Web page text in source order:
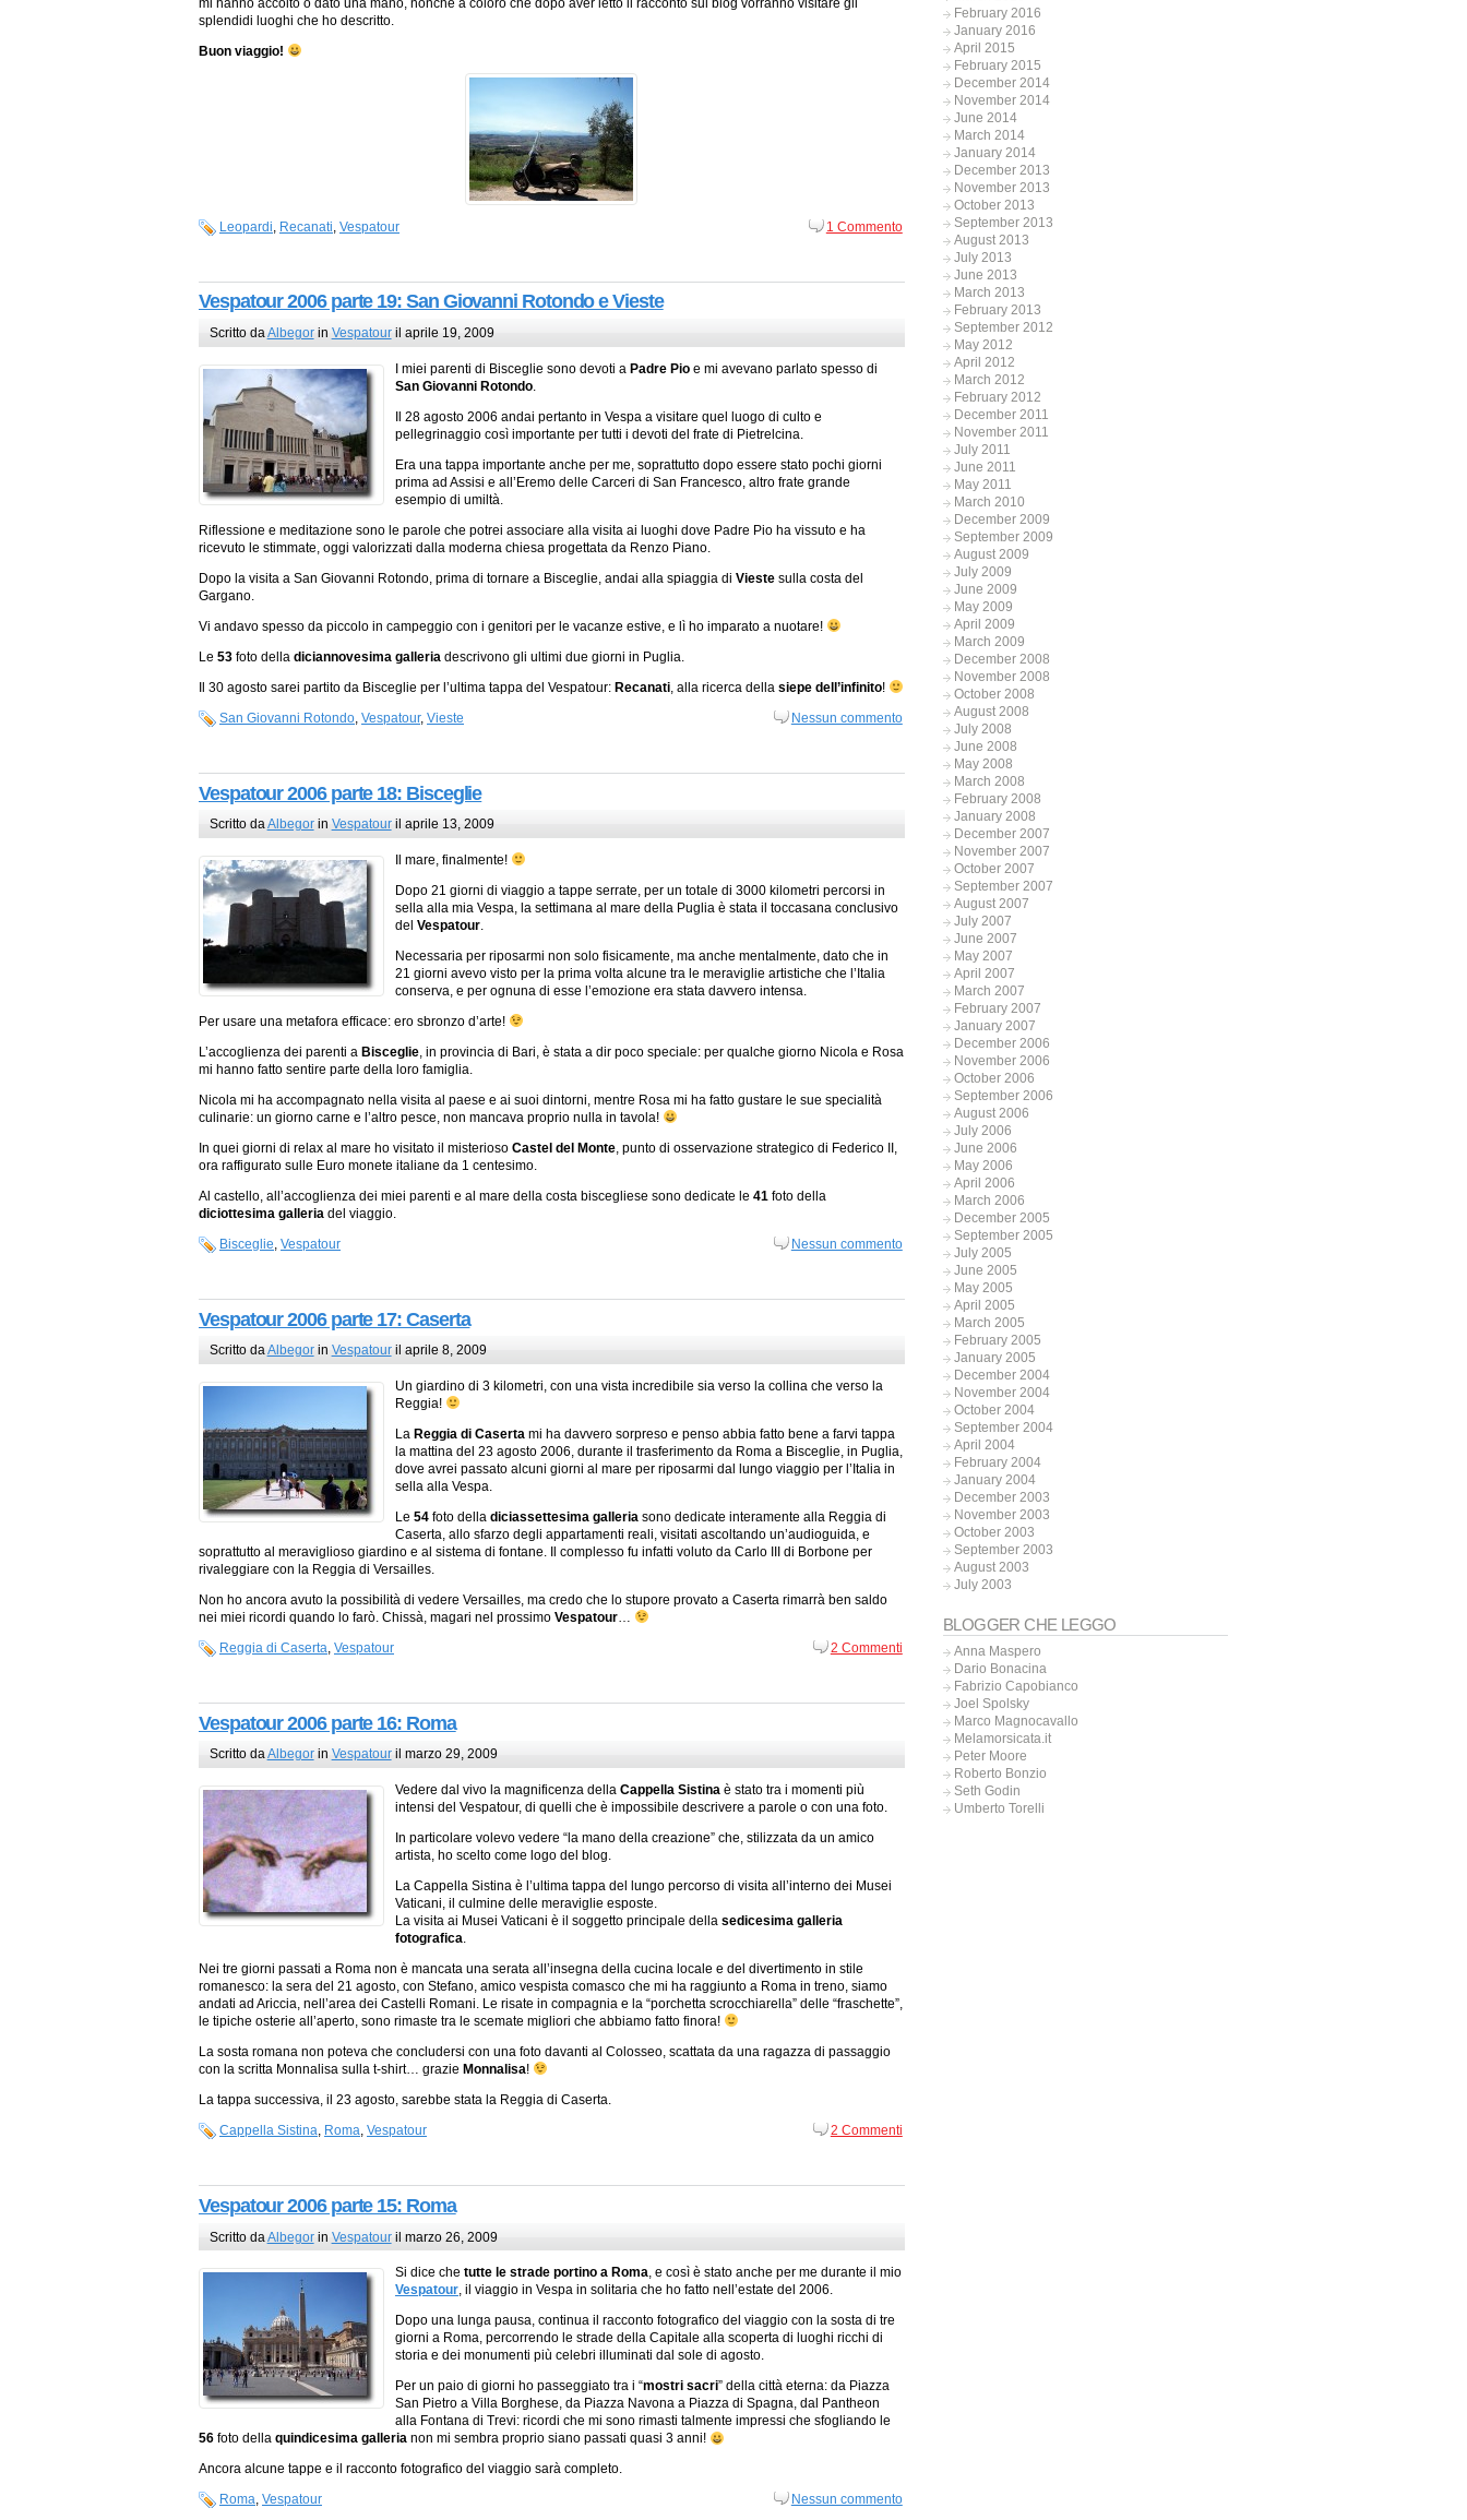
splendidi luoghi che ho descritto.
Buon viaggio!
Leopardi Recanati Vespatour 1 Commento
Vespatour 2006 parte 19: San Giovanni Rotondo e Vieste
Scritto daAlbegorin Vespatouril aprile 19, 2009
I miei parenti di Bisceglie sono devoti a Padre Pio e mi avevano parlato spesso di
San Giovanni Rotondo
Il 28 agosto 2006 andai pertanto in Vespa a visitare quel luogo di culto e
pellegrinaggio così importante per tutti i devoti del frate di Pietrelcina.
Era una tappa importante anche per me, soprattutto dopo essere stato pochi giorni
prima ad Assisi e all’Eremo delle Carceri di San Francesco, altro frate grande
esempio di umiltà.
Riflessione e meditazione sono le parole che potrei associare alla visita ai luoghi dove Padre Pio ha vissuto e ha
ricevuto le stimmate, oggi valorizzati dalla moderna chiesa progettata da Renzo Piano.
Dopo la visita a San Giovanni Rotondo, prima di tornare a Bisceglie, andai alla spiaggia di Vieste sulla costa del
Gargano.
Vi andavo spesso da piccolo in campeggio con i genitori per le vacanze estive, e lì ho imparato a nuotare!
Le 53 foto della diciannovesima galleria descrivono gli ultimi due giorni in Puglia.
Il 30 agosto sarei partito da Bisceglie per l’ultima tappa del Vespatour: Recanati , alla ricerca della siepe dell’infinito!
San Giovanni Rotondo Vespatour, Vieste Nessun commento
Vespatour 2006 parte 18: Bisceglie
Scritto daAlbegorin Vespatouril aprile 13, 2009
Il mare, finalmente!
Dopo 21 giorni di viaggio a tappe serrate, per un totale di 3000 kilometri percorsi in
sella alla mia Vespa, la settimana al mare della Puglia è stata il toccasana conclusivo
del Vespatour.
Necessaria per riposarmi non solo fisicamente, ma anche mentalmente, dato che in
21 giorni avevo visto per la prima volta alcune tra le meraviglie artistiche che l’Italia
conserva, e per ognuna di esse l’emozione era stata davvero intensa.
Per usare una metafora efficace: ero sbronzo d’arte!
L’accoglienza dei parenti a Bisceglie, in provincia di Bari, è stata a dir poco speciale: per qualche giorno Nicola e Rosa
mi hanno fatto sentire parte della loro famiglia.
Nicola mi ha accompagnato nella visita al paese e ai suoi dintorni, mentre Rosa mi ha fatto gustare le sue specialità
culinarie: un giorno carne e l’altro pesce, non mancava proprio nulla in tavola!
In quei giorni di relax al mare ho visitato il misterioso Castel del Monte, punto di osservazione strategico di Federico II,
ora raffigurato sulle Euro monete italiane da 1 centesimo.
Al castello, all’accoglienza dei miei parenti e al mare della costa biscegliese sono dedicate le 41 foto della
diciottesima galleria del viaggio.
Bisceglie, Vespatour Nessun commento
Vespatour 2006 parte 17: Caserta
Scritto daAlbegorin Vespatouril aprile 8, 2009
Un giardino di 3 kilometri, con una vista incredibile sia verso la collina che verso la
Reggia!
La Reggia di Caserta mi ha davvero sorpreso e penso abbia fatto bene a farvi tappa
la mattina del 23 agosto 2006, durante il trasferimento da Roma a Bisceglie, in Puglia,
dove avrei passato alcuni giorni al mare per riposarmi dal lungo viaggio per l’Italia in
sella alla Vespa.
Le 54 foto della diciassettesima galleria sono dedicate interamente alla Reggia di
Caserta, allo sfarzo degli appartamenti reali, visitati ascoltando un’audioguida, e
soprattutto al meraviglioso giardino e al sistema di fontane. Il complesso fu infatti voluto da Carlo III di Borbone per
rivaleggiare con la Reggia di Versailles.
Non ho ancora avuto la possibilità di vedere Versailles, ma credo che lo stupore provato a Caserta rimarrà ben saldo
nei miei ricordi quando lo farò. Chissà, magari nel prossimo Vespatour…
Reggia di Caserta, Vespatour 2 Commenti
Vespatour 2006 parte 16: Roma
Scritto daAlbegorin Vespatouril marzo 29, 2009
Vedere dal vivo la magnificenza della Cappella Sistina è stato tra i momenti più
intensi del Vespatour, di quelli che è impossibile descrivere a parole o con una foto.
In particolare volevo vedere “la mano della creazione” che, stilizzata da un amico
artista, ho scelto come logo del blog.
La Cappella Sistina è l’ultima tappa del lungo percorso di visita all’interno dei Musei
Vaticani, il culmine delle meraviglie esposte.
La visita ai Musei Vaticani è il soggetto principale della sedicesima galleria
fotografica.
Nei tre giorni passati a Roma non è mancata una serata all’insegna della cucina locale e del divertimento in stile
romanesco: la sera del 21 agosto, con Stefano, amico vespista comasco che mi ha raggiunto a Roma in treno, siamo
andati ad Ariccia, nell’area dei Castelli Romani. Le risate in compagnia e la “porchetta scrocchiarella” delle “fraschette”,
le tipiche osterie all’aperto, sono rimaste tra le scemate migliori che abbiamo fatto finora!
La sosta romana non poteva che concludersi con una foto davanti al Colosseo, scattata da una ragazza di passaggio
con la scritta Monnalisa sulla t-shirt… grazie Monnalisa!
La tappa successiva, il 23 agosto, sarebbe stata la Reggia di Caserta.
Cappella Sistina, Roma, Vespatour 2 Commenti
Vespatour 2006 parte 15: Roma
Scritto da Albegorin Vespatouril marzo 26, 2009
Si dice che tutte le strade portino a Roma, e così è stato anche per me durante il mio
Vespatour, il viaggio in Vespa in solitaria che ho fatto nell’estate del 2006.
Dopo una lunga pausa, continua il racconto fotografico del viaggio con la sosta di tre
giorni a Roma, percorrendo le strade della Capitale alla scoperta di luoghi ricchi di
storia e dei monumenti più celebri illuminati dal sole di agosto.
Per un paio di giorni ho passeggiato tra i “mostri sacri” della città eterna: da Piazza
San Pietro a Villa Borghese, da Piazza Navona a Piazza di Spagna, dal Pantheon
alla Fontana di Trevi: ricordi che mi sono rimasti talmente impressi che sfogliando le
56 foto della quindicesima galleria non mi sembra proprio siano passati quasi 3 anni!
Ancora alcune tappe e il racconto fotografico del viaggio sarà completo.
Roma, Vespatour Nessun commento
February 2016
January 2016
April 2015
February 2015
December 2014
November 2014
June 2014
March 2014
January 2014
December 2013
November 2013
October 2013
September 2013
August 2013
July 2013
June 2013
March 2013
February 2013
September 2012
May 2012
April 2012
March 2012
February 2012
December 2011
November 2011
July 2011
June 2011
May 2011
March 2010
December 2009
September 2009
August 2009
July 2009
June 2009
May 2009
April 2009
March 2009
December 2008
November 2008
October 2008
August 2008
July 2008
June 2008
May 2008
March 2008
February 2008
January 2008
December 2007
November 2007
October 2007
September 2007
August 2007
July 2007
June 2007
May 2007
April 2007
March 2007
February 2007
January 2007
December 2006
November 2006
October 2006
September 2006
August 2006
July 2006
June 2006
May 2006
April 2006
March 2006
December 2005
September 2005
July 2005
June 2005
May 2005
April 2005
March 2005
February 2005
January 2005
December 2004
November 2004
October 2004
September 2004
April 2004
February 2004
January 2004
December 2003
November 2003
October 2003
September 2003
August 2003
July 2003
BLOGGER CHE LEGGO
Anna Maspero
Dario Bonacina
Fabrizio Capobianco
Joel Spolsky
Marco Magnocavallo
Melamorsicata.it
Peter Moore
Roberto Bonzio
Seth Godin
Umberto Torelli